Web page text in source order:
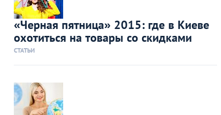
«Черная пятница» 2015: где в Киеве
охотиться на товары со скидками
СТАТЬИ